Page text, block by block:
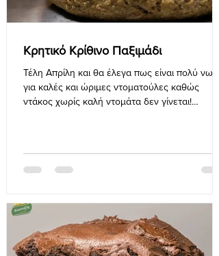
Κρητικό Κρίθινο Παξιμάδι
Τέλη Απρίλη και θα έλεγα πως είναι πολύ νωρίς
για καλές και ώριμες ντοματούλες καθώς
ντάκος χωρίς καλή ντομάτα δεν γίνεται!